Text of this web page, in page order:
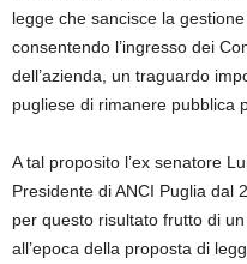
legge che sancisce la
consentendo l’ingresso dei
dell’azienda, un traguardo
pugliese di rimanere pubblica
A tal proposito l’ex senatore
Presidente di ANCI Puglia dal
per questo risultato frutto di
all’epoca della proposta di